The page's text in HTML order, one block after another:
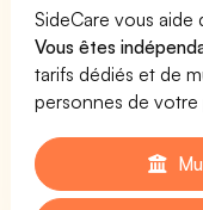
SideCare vous aide
Vous êtes
tarifs dédiés et de
personnes de